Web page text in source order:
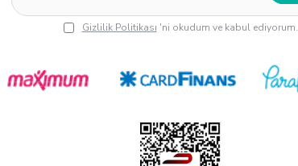
Gizlilik Politikası 'ni okudum ve kabul ediyorum.